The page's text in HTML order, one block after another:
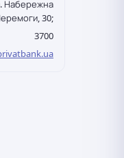
Набережна
30;
3700